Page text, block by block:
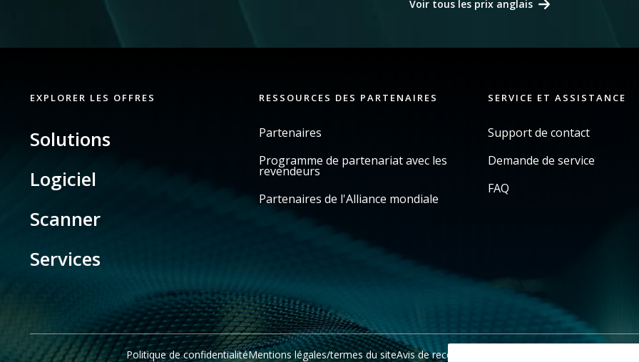
Voir tous les prix anglais
EXPLORER LES OFFRES
Solutions
Logiciel
Scanner
Services
RESSOURCES DES PARTENAIRES
Partenaires
Programme de partenariat avec les
revendeurs
Partenaires de l'Alliance mondiale
SERVICE ET ASSISTANCE
Support de contact
Demande de service
FAQ
Politique de confidentialitéMentions légales/termes du siteAvis de recouvrement en Californie